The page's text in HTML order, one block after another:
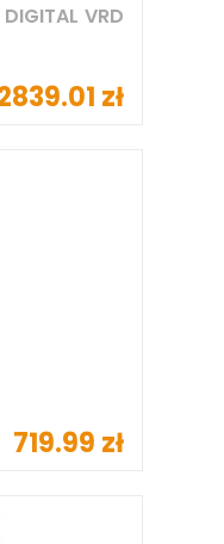
VRD
zł
719.99 zł